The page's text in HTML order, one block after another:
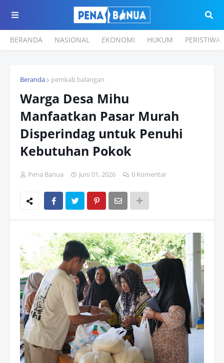
BERANDA NASIONAL EKONOMI HUKUM PERISTIWA
Beranda pemkab balangan
Warga Desa Mihu
Manfaatkan Pasar Murah
Disperindag untuk Penuhi
Kebutuhan Pokok
Pena Banua Juni 01, 2026 0 Komentar